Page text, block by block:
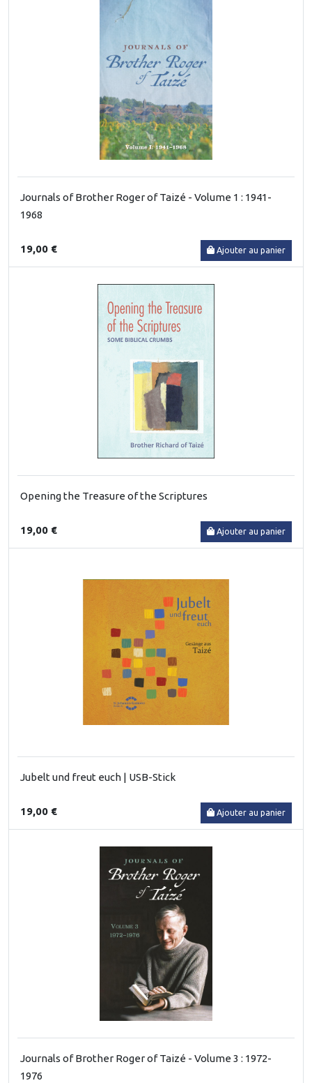
Journals of Brother Roger of Taizé - Volume 1 : 1941-
1968
19,00 € Ajouter au panier
Opening the Treasure of the Scriptures
19,00 € Ajouter au panier
Jubelt und freut euch | USB-Stick
19,00 € Ajouter au panier
Journals of Brother Roger of Taizé - Volume 3 : 1972-
1976